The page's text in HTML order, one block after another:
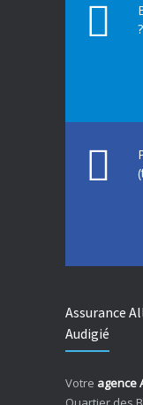
?
Assurance
Audigié
Votre agence